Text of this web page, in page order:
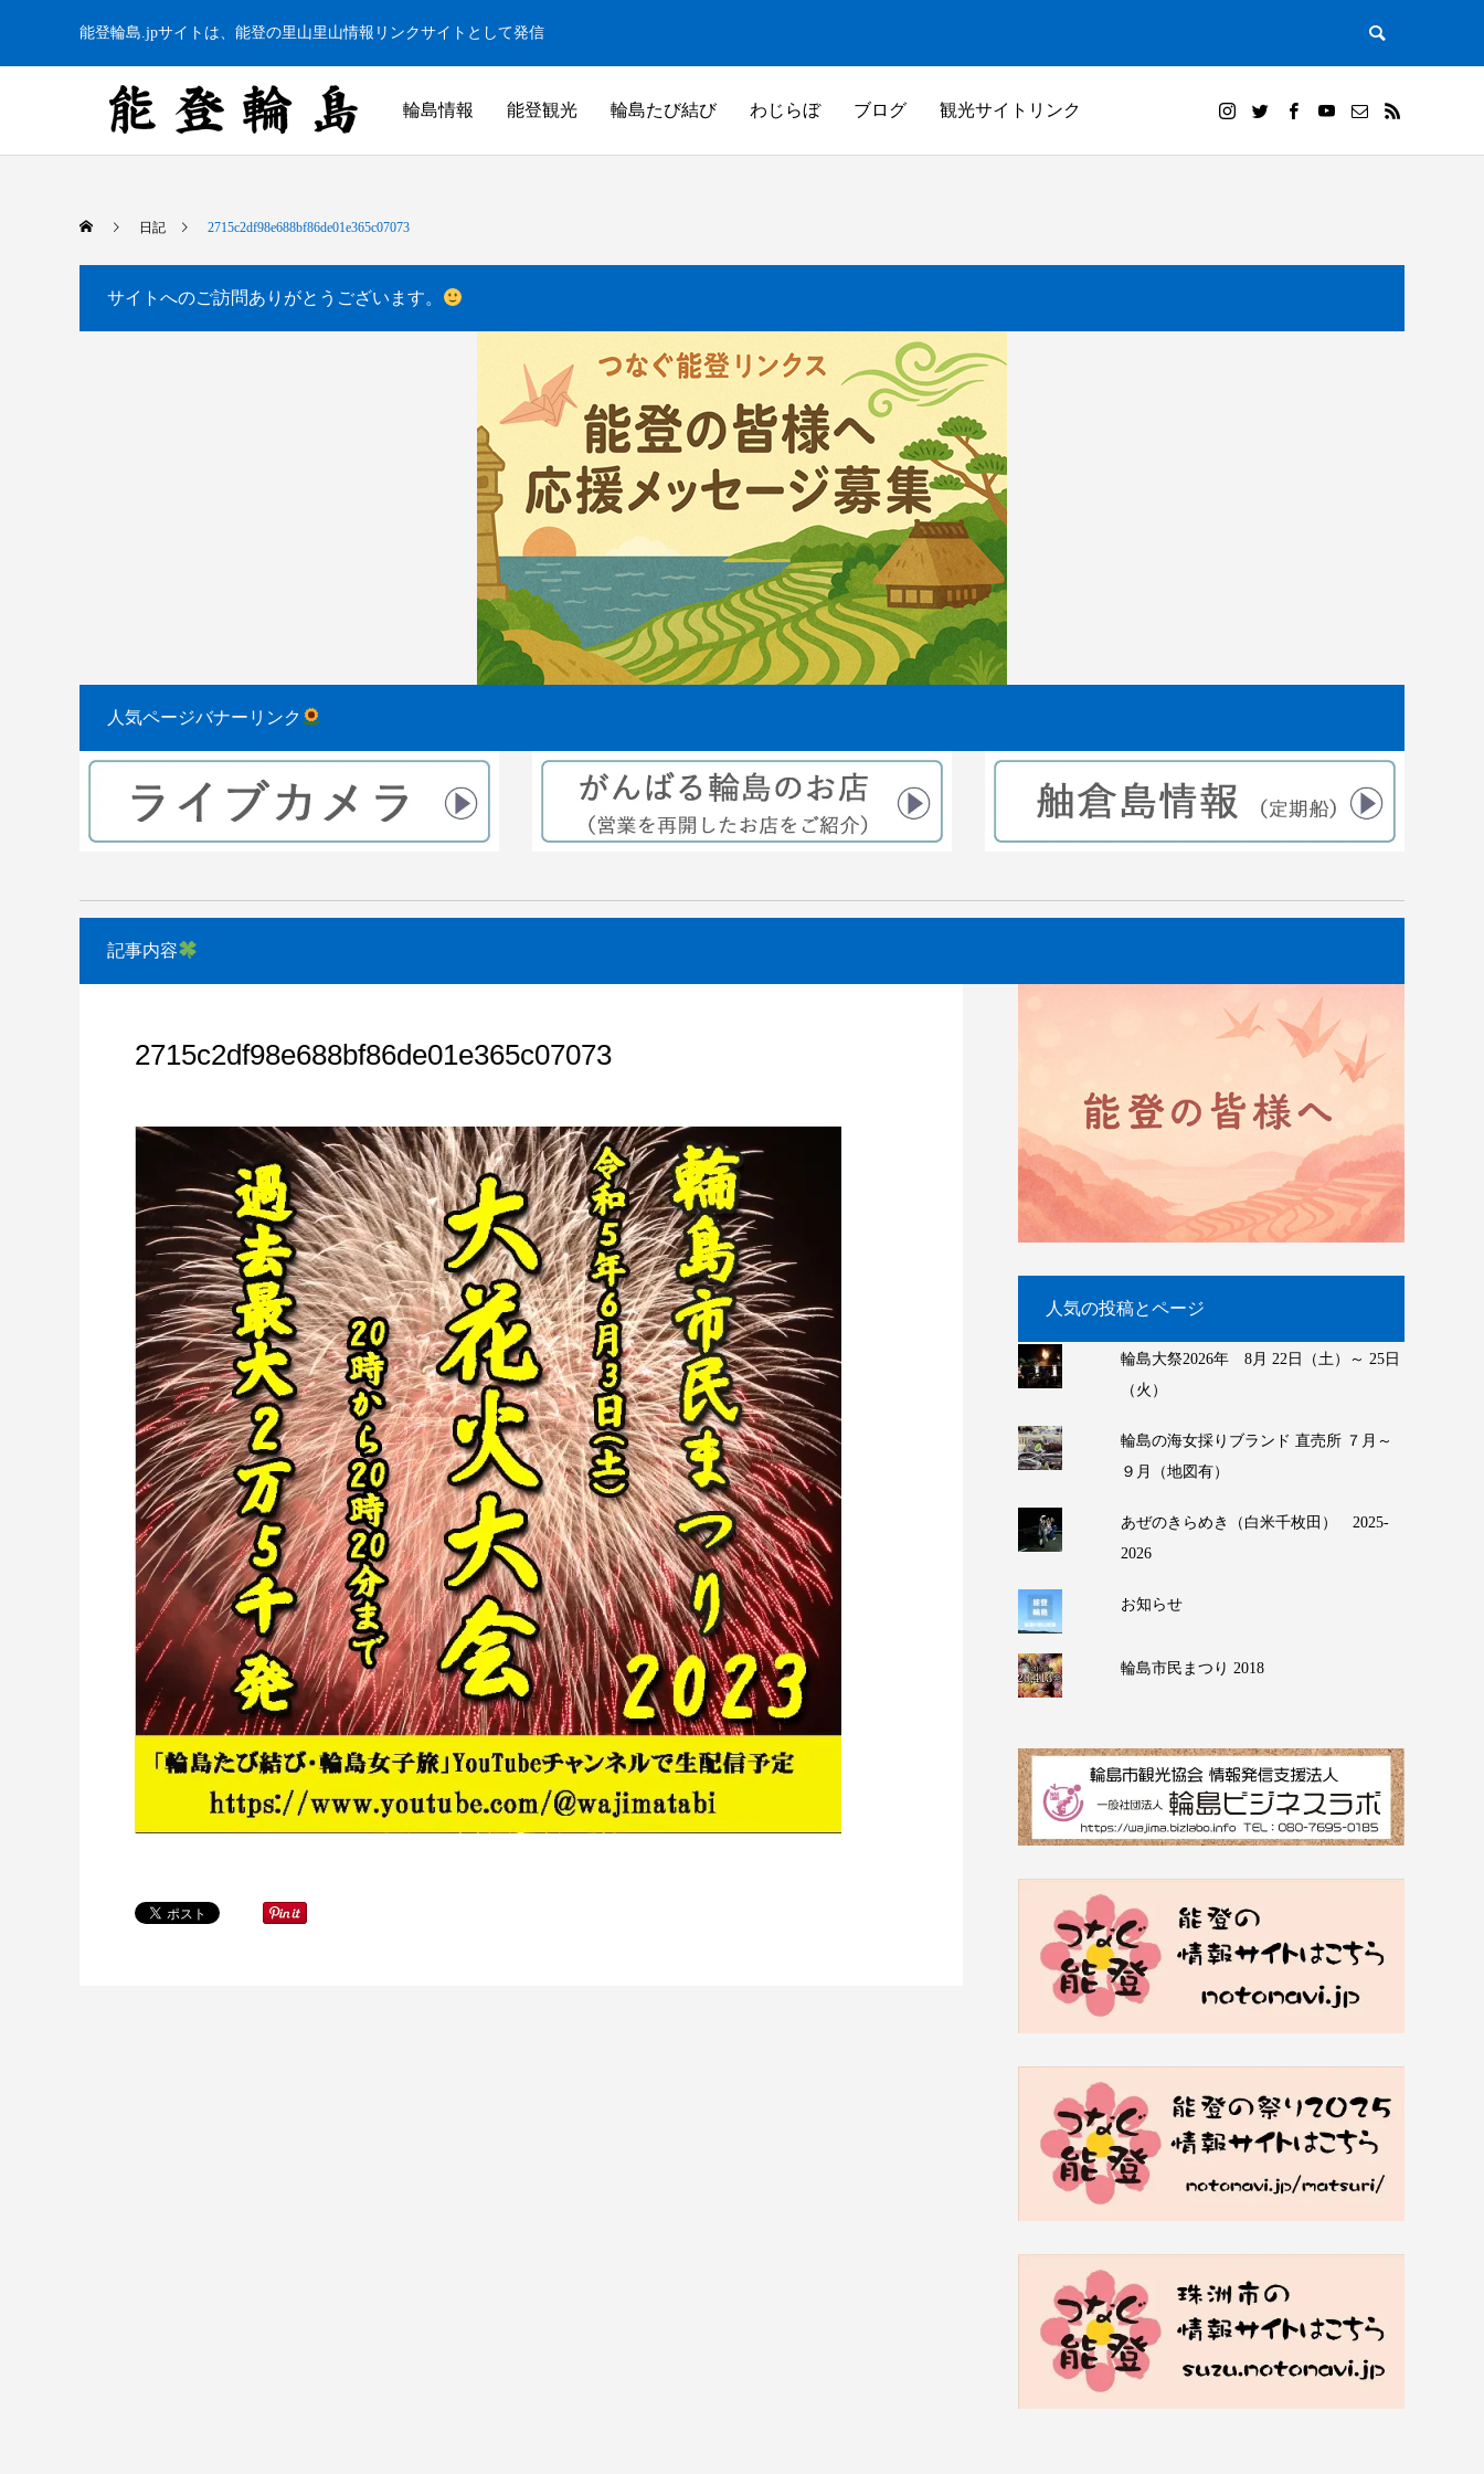
能登輪島.jpサイトは、能登の里山里山情報リンクサイトとして発信
輪島情報 能登観光 輪島たび結び わじらぼ ブログ 観光サイトリンク
今日の白米千枚田
2022.04.10
白米千枚田オーナー田（山崎賢人）｜田植
えから3ヶ月後稲穂が出来てきました。
2021.08.06
日記 2715c2df98e688bf86de01e365c07073
サイトへのご訪問ありがとうございます。
人気ページバナーリンク
記事内容
2715c2df98e688bf86de01e365c07073
人気の投稿とページ
輪島大祭2026年 8月 22日（土）～ 25日
（火）
輪島の海女採りブランド 直売所 ７月～
９月（地図有）
あぜのきらめき（白米千枚田） 2025-
2026
お知らせ
輪島市民まつり 2018